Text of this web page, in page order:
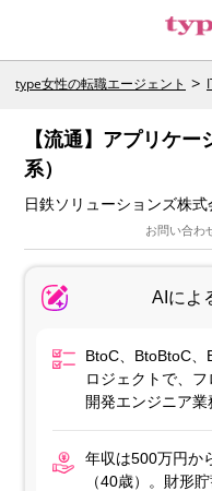
type女性の転職エージェント
【流通】アプリケ
系）
日鉄ソリューションズ株式
お問い合わ
AIによ
BtoC、BtoBtoC
ロジェクトで、
開発エンジニア業
年収は500万円か
（40歳）。財形